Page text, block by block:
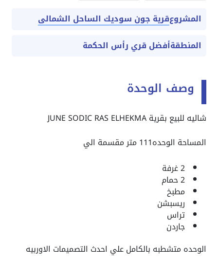
المشروعقرية جون سوديك الساحل الشمالى
المنطقةأفضل قري رأس الحكمة
وصف الوحدة
شاليه للبيع بقرية JUNE SODIC RAS ELHEKMA
المساحة الوحده111 متر مقسمة الي
2 غرفة
2 حمام
مطبخ
ريسبشن
تراس
جاردن
الوحده متشطبه بالكامل علي احدث التصميمات الاوربيه